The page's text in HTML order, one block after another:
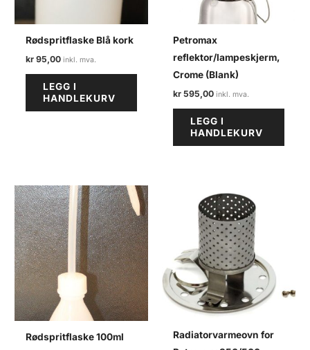
Rødspritflaske Blå kork
kr 95,00
LEGG I
HANDLEKURV
Petromax
reflektor/lampeskjerm,
Crome (Blank)
kr 595,00
LEGG I
HANDLEKURV
Rødspritflaske 100ml
Radiatorvarmeovn for